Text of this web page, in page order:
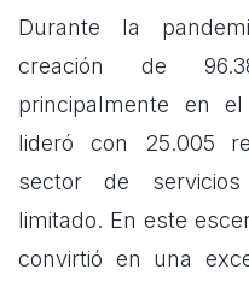
Durante la
creación de
principalmente en
lideró con 25.005
sector de
limitado. En este
convirtió en una